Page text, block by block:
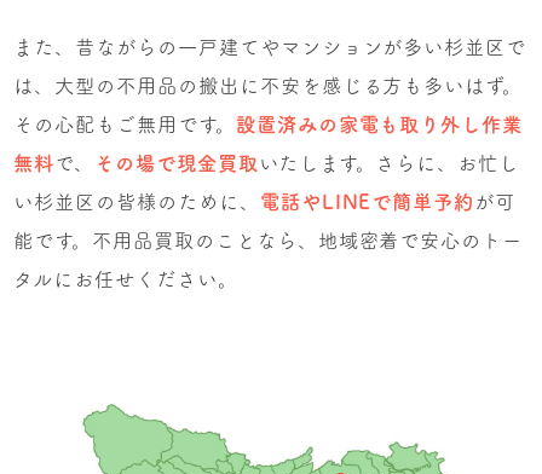
また、昔ながらの一戸建てやマンションが多い杉並区で
は、大型の不用品の搬出に不安を感じる方も多いはず。
その心配もご無用です。 設置済みの家電も取り外し作業
無料で、 その場で現金買取 いたします。さらに、お忙し
い杉並区の皆様のために、 電話やLINEで簡単予約 が可
能です。不用品買取のことなら、地域密着で安心のトー
タルにお任せください。